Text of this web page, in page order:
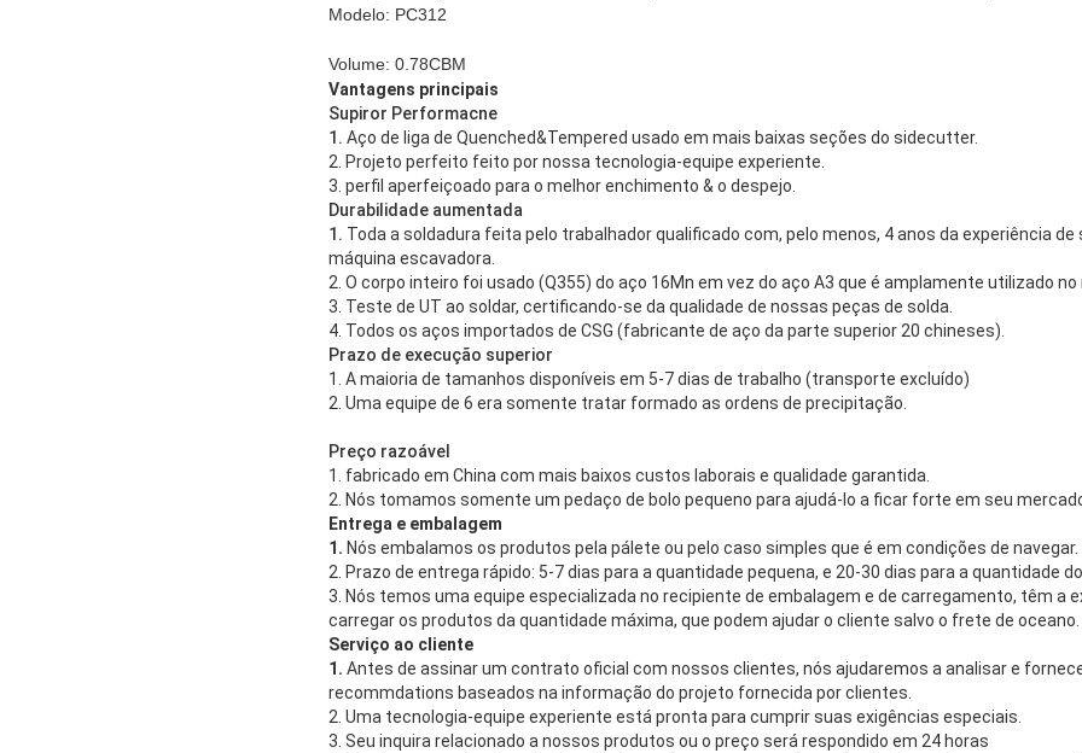
Modelo: PC312
Volume: 0.78CBM
Vantagens principais
Supiror Performacne
1. Aço de liga de Quenched&Tempered usado em mais baixas seções do sidecutter.
2. Projeto perfeito feito por nossa tecnologia-equipe experiente.
3. perfil aperfeiçoado para o melhor enchimento & o despejo.
Durabilidade aumentada
1. Toda a soldadura feita pelo trabalhador qualificado com, pelo menos, 4 anos da experiência
máquina escavadora.
2. O corpo inteiro foi usado (Q355) do aço 16Mn em vez do aço A3 que é amplamente utilizado
3. Teste de UT ao soldar, certificando-se da qualidade de nossas peças de solda.
4. Todos os aços importados de CSG (fabricante de aço da parte superior 20 chineses).
Prazo de execução superior
1. A maioria de tamanhos disponíveis em 5-7 dias de trabalho (transporte excluído)
2. Uma equipe de 6 era somente tratar formado as ordens de precipitação.
Preço razoável
1. fabricado em China com mais baixos custos laborais e qualidade garantida.
2. Nós tomamos somente um pedaço de bolo pequeno para ajudá-lo a ficar forte em seu
Entrega e embalagem
1. Nós embalamos os produtos pela pálete ou pelo caso simples que é em condições de navegar.
2. Prazo de entrega rápido: 5-7 dias para a quantidade pequena, e 20-30 dias para a quantidade
3. Nós temos uma equipe especializada no recipiente de embalagem e de carregamento, têm a
carregar os produtos da quantidade máxima, que podem ajudar o cliente salvo o frete de oceano.
Serviço ao cliente
1. Antes de assinar um contrato oficial com nossos clientes, nós ajudaremos a analisar e
recommdations baseados na informação do projeto fornecida por clientes.
2. Uma tecnologia-equipe experiente está pronta para cumprir suas exigências especiais.
3. Seu inquira relacionado a nossos produtos ou o preço será respondido em 24 horas